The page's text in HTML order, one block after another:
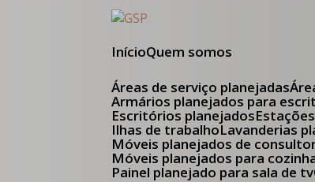
Início Quem somos
Áreas de serviço planejadas
Armários planejados para
Escritórios planejados
Ilhas de trabalho Lavanderias
Móveis planejados de
Móveis planejados para
Painel planejado para sala de tv